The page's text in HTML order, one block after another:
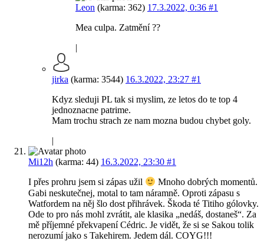
Leon (karma: 362) 17.3.2022, 0:36 #1
Mea culpa. Zatmění ??
|
jirka (karma: 3544) 16.3.2022, 23:27 #1
Kdyz sleduji PL tak si myslim, ze letos do te top 4
jednoznacne patrime.
Mam trochu strach ze nam mozna budou chybet goly.
|
Mi12h (karma: 44) 16.3.2022, 23:30 #1
I přes prohru jsem si zápas užil
Mnoho dobrých momentů.
Gabi neskutečnej, motal to tam náramně. Oproti zápasu s
Watfordem na něj šlo dost přihrávek. Škoda té Titiho gólovky.
Ode to pro nás mohl zvrátit, ale klasika „nedáš, dostaneš“. Za
mě příjemné překvapení Cédric. Je vidět, že si se Sakou tolik
nerozumí jako s Takehirem. Jedem dál. COYG!!!